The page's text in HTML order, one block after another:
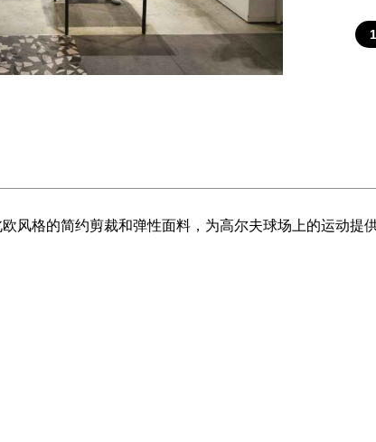
1
风格的简约剪裁和弹性面料，为高尔夫球场上的运动提